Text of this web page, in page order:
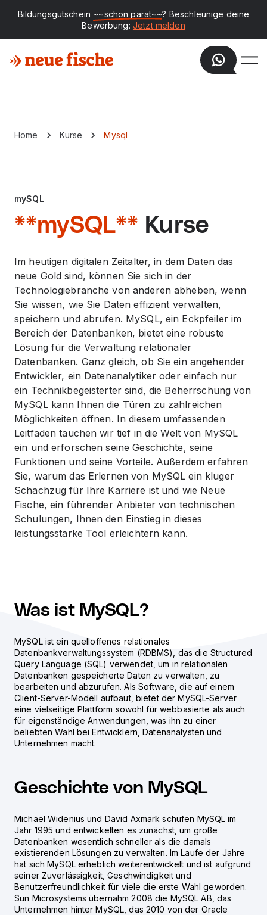
Bildungsgutschein ~~schon parat~~? Beschleunige deine
Bewerbung: Jetzt melden
Home Kurse Mysql
mySQL
**mySQL** Kurse
Im heutigen digitalen Zeitalter, in dem Daten das
neue Gold sind, können Sie sich in der
Technologiebranche von anderen abheben, wenn
Sie wissen, wie Sie Daten effizient verwalten,
speichern und abrufen. MySQL, ein Eckpfeiler im
Bereich der Datenbanken, bietet eine robuste
Lösung für die Verwaltung relationaler
Datenbanken. Ganz gleich, ob Sie ein angehender
Entwickler, ein Datenanalytiker oder einfach nur
ein Technikbegeisterter sind, die Beherrschung von
MySQL kann Ihnen die Türen zu zahlreichen
Möglichkeiten öffnen. In diesem umfassenden
Leitfaden tauchen wir tief in die Welt von MySQL
ein und erforschen seine Geschichte, seine
Funktionen und seine Vorteile. Außerdem erfahren
Sie, warum das Erlernen von MySQL ein kluger
Schachzug für Ihre Karriere ist und wie Neue
Fische, ein führender Anbieter von technischen
Schulungen, Ihnen den Einstieg in dieses
leistungsstarke Tool erleichtern kann.
Was ist MySQL?
MySQL ist ein quelloffenes relationales
Datenbankverwaltungssystem (RDBMS), das die Structured
Query Language (SQL) verwendet, um in relationalen
Datenbanken gespeicherte Daten zu verwalten, zu
bearbeiten und abzurufen. Als Software, die auf einem
Client-Server-Modell aufbaut, bietet der MySQL-Server
eine vielseitige Plattform sowohl für webbasierte als auch
für eigenständige Anwendungen, was ihn zu einer
beliebten Wahl bei Entwicklern, Datenanalysten und
Unternehmen macht.
Geschichte von MySQL
Michael Widenius und David Axmark schufen MySQL im
Jahr 1995 und entwickelten es zunächst, um große
Datenbanken wesentlich schneller als die damals
existierenden Lösungen zu verwalten. Im Laufe der Jahre
hat sich MySQL erheblich weiterentwickelt und ist aufgrund
seiner Zuverlässigkeit, Geschwindigkeit und
Benutzerfreundlichkeit für viele die erste Wahl geworden.
Sun Microsystems übernahm 2008 die MySQL AB, das
Unternehmen hinter MySQL, das 2010 von der Oracle